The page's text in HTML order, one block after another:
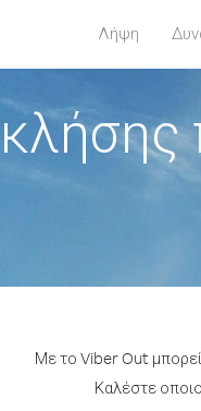
Λήψη
Με το Viber Out
Καλέστε